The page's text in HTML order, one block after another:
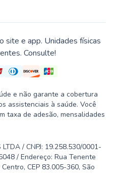
site e app. Unidades físicas
Consulte!
e não garante a cobertura
assistenciais à saúde. Você
taxa de adesão, mensalidades
LTDA / CNPJ: 19.258.530/0001-
/ Endereço: Rua Tenente
CEP 83.005-360, São